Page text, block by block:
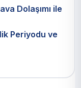
Dolaşımı ile
Periyodu ve